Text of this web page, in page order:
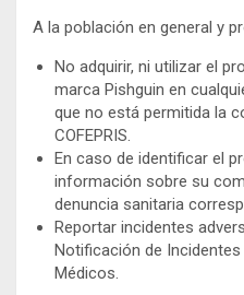
A la población en general y
No adquirir, ni utilizar el
marca Pishguin en
que no está permitida la
COFEPRIS.
En caso de identificar el
información sobre su
denuncia sanitaria
Reportar incidentes
Notificación de
Médicos.